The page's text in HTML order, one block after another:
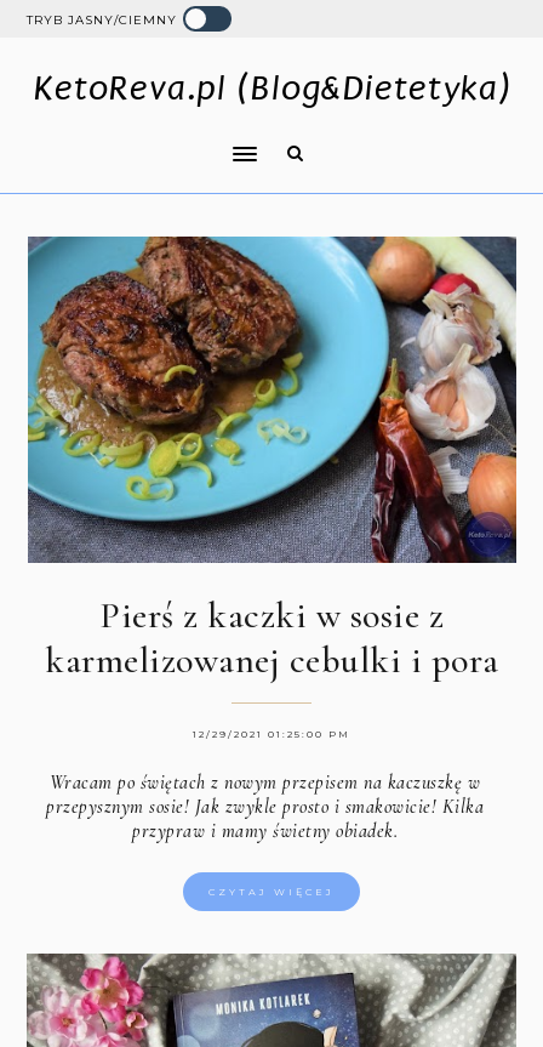
TRYB JASNY/CIEMNY
KetoReva.pl (Blog&Dietetyka)
Pierś z kaczki w sosie z
karmelizowanej cebulki i pora
12/29/2021 01:25:00 PM
Wracam po świętach z nowym przepisem na kaczuszkę w
przepysznym sosie! Jak zwykle prosto i smakowicie! Kilka
przypraw i mamy świetny obiadek.
CZYTAJ WIĘCEJ